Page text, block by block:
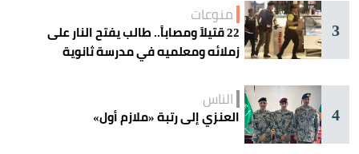
3
منوعات
22 قتيلاً ومصاباً.. طالب يفتح النار على
زملائه ومعلميه في مدرسة ثانوية
4
الناس
العنزي إلى رتبة «ملازم أول»